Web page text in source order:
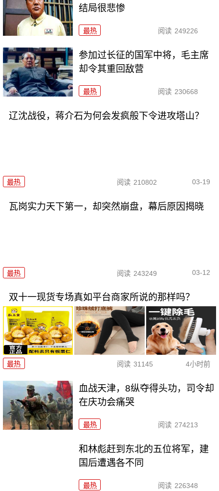
结局很悲惨
最热 阅读 249226
参加过长征的国军中将，毛主席
却令其重回敌营
最热 阅读 230668
辽沈战役，蒋介石为何会发疯般下令进攻塔山？
最热 阅读 210802 03-19
瓦岗实力天下第一，却突然崩盘，幕后原因揭晓
最热 阅读 243249 03-12
双十一现货专场真如平台商家所说的那样吗？
最热 阅读 31145 4小时前
血战天津，8纵夺得头功，司令却
在庆功会痛哭
最热 阅读 274213
和林彪赶到东北的五位将军，建
国后遭遇各不同
最热 阅读 226348